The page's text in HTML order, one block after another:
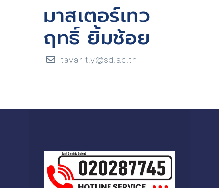
มาสเตอร์เทว
ฤทธิ์ ยิ้มช้อย
tavarit.y@sd.ac.th